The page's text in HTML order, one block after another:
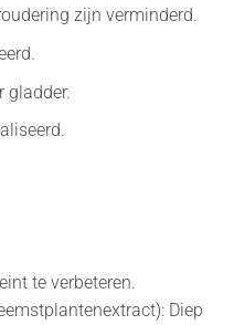
zijn verminderd.
gladder.
te verbeteren.
Diep